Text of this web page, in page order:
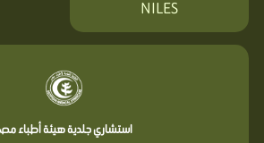
NILES
استشاري جلدية هيئة أطباء